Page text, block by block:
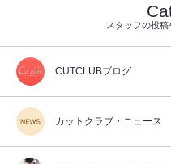
スタッフの投
CUTCLUBブログ
カットクラブ・ニュース